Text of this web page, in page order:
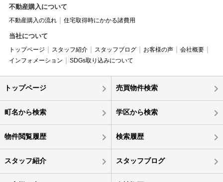
不動産購入について
不動産購入の流れ 住宅取得時にかかる諸費用
当社について
トップページ スタッフ紹介 スタッフブログ お客様の声
会社概要
インフォメーション
SDGs取り込みについて
トップページ 売買物件検索
町名から検索 学区から検索
物件閲覧履歴 検索履歴
スタッフ紹介 スタッフブログ